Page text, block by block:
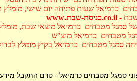
כרמיאל שעות פתיחה יום שישי, מומלץ
-co.il.כניסת-שבת.www
סמגל מטבחים כרמיאל מוצאי שבת, מומלץ
מטבחים כרמיאל מוצ"ש
סמגל מטבחים כרמיאל בקיץ מומלץ
סמגל מטבחים כרמיאל - טרם התקבל מידע